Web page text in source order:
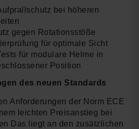
bei höheren
gegen Rotationsstöße
für optimale Sicht
für modulare Helme in
Position
des neuen Standards
Anforderungen der Norm ECE
leichten Preisanstieg bei
Das liegt an den zusätzlichen